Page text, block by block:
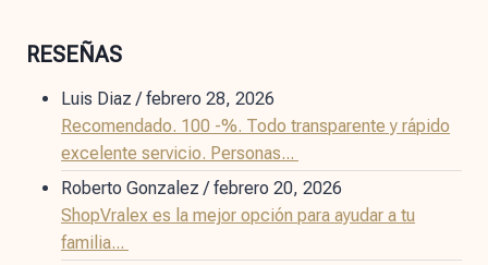
RESEÑAS
Luis Diaz /febrero 28, 2026
Recomendado. 100 -%. Todo transparente y rápido
excelente servicio. Personas...
Roberto Gonzalez /febrero 20, 2026
ShopVralex es la mejor opción para ayudar a tu
familia...